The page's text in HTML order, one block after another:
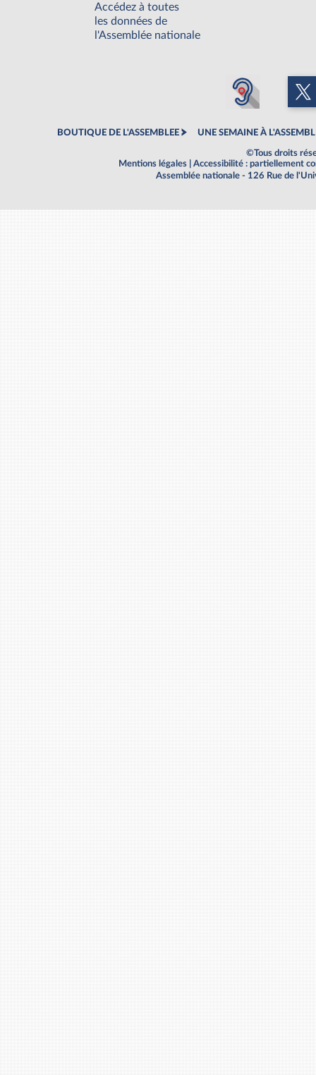
Accédez à toutes
les données de
l'Assemblée nationale
BOUTIQUE DE L'ASSEMBLEE UNE SEMAINE À
©Tous droits
Mentions légales
Accessibilité : partiellement
Assemblée nationale - 126 Rue de